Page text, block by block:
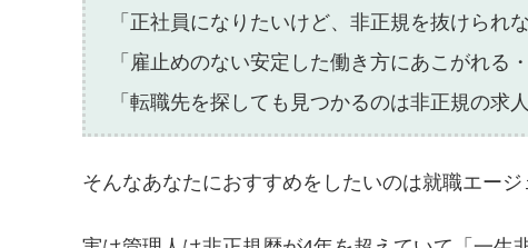
「正社員になりたいけど、非正規を抜けられ
「雇止めのない安定した働き方にあこがれる・
「転職先を探しても見つかるのは非正規の求人
そんなあなたにおすすめをしたいのは就職エージ